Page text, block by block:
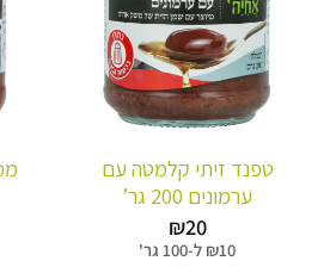
טפנד זיתי קלמטה עם
ערמונים 200 גר’
₪20
₪10 ל-100 גר'